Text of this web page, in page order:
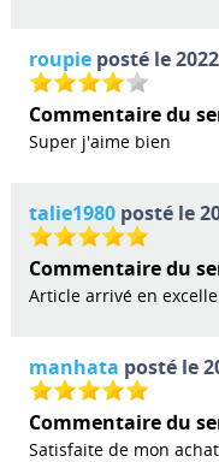
roupieposté le
Commentaire du
Super j'aime bien
talie1980posté le
Commentaire du
Article arrivé en
manhata posté le
Commentaire du
Satisfaite de mon